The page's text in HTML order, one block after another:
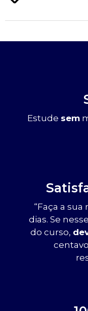
Estude sem
“Faça a
dias. Se
do curso,